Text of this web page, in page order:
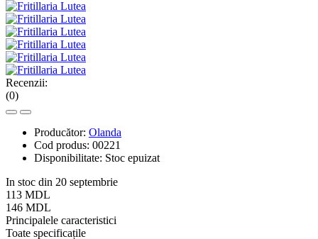
Recenzii:
(0)
Producător: Olanda
Cod produs: 00221
Disponibilitate: Stoc epuizat
In stoc din 20 septembrie
113 MDL
146 MDL
Principalele caracteristici
Toate specificațile